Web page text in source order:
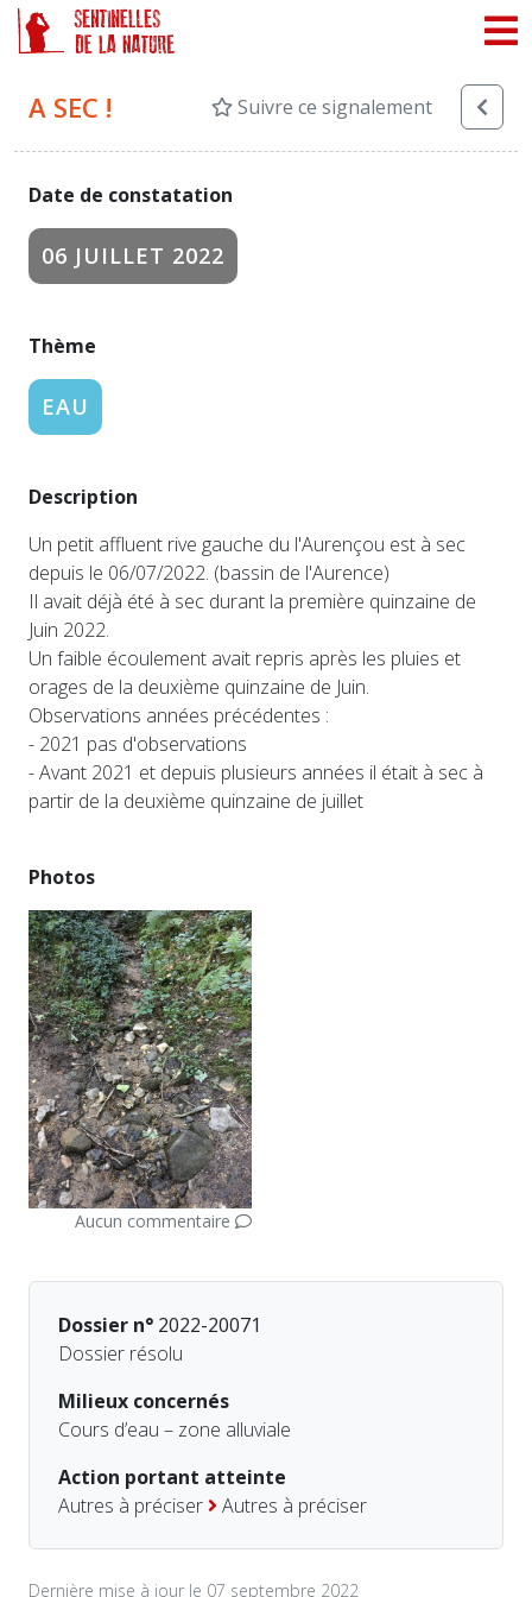
A SEC ! Suivre ce signalement
Date de constatation
06 JUILLET 2022
Thème
EAU
Description
Un petit affluent rive gauche du l'Aurençou est à sec
depuis le 06/07/2022. (bassin de l'Aurence)
Il avait déjà été à sec durant la première quinzaine de
Juin 2022.
Un faible écoulement avait repris après les pluies et
orages de la deuxième quinzaine de Juin.
Observations années précédentes :
- 2021 pas d'observations
- Avant 2021 et depuis plusieurs années il était à sec à
partir de la deuxième quinzaine de juillet
Photos
Aucun commentaire
Dossier n° 2022-20071
Dossier résolu
Milieux concernés
Cours d’eau – zone alluviale
Action portant atteinte
Autres à préciser
Autres à préciser
Dernière mise à jour le 07 septembre 2022
Panneau de gestion des cookies